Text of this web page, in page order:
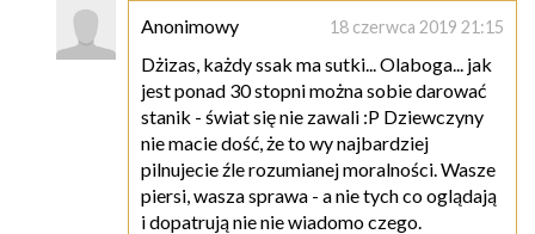
Anonimowy 18 czerwca 2019 21:15
Dżizas, każdy ssak ma sutki... Olaboga... jak
jest ponad 30 stopni można sobie darować
stanik - świat się nie zawali :P Dziewczyny
nie macie dość, że to wy najbardziej
pilnujecie źle rozumianej moralności. Wasze
piersi, wasza sprawa - a nie tych co oglądają
i dopatrują nie nie wiadomo czego.